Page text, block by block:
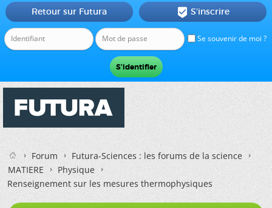
Se souvenir de moi ?
Retour sur Futura  S'inscrire
Forum
Futura-Sciences : les forums de la science
MATIERE
Physique
Renseignement sur les mesures thermophysiques